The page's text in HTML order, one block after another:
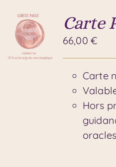
Carte
66,00€
Carte
Hors